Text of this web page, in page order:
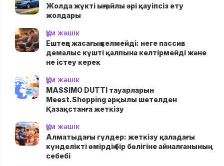
Жолда жүктi ыңғайлы әрі қауіпсіз ету
жолдары
Құм жәшік
Ештеңе жасағың келмейді: неге пассив
демалыс күшті қалпына келтірмейді және
не істеу керек
Құм жәшік
MASSIMO DUTTI тауарларын
Meest.Shopping арқылы шетелден
Қазақстанға жеткізу
Құм жәшік
Алматыдағы гүлдер: жеткізу қаладағы
күнделікті өмірдің бір бөлігіне айналғанының
себебі